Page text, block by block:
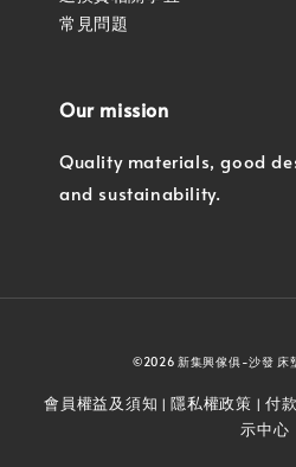
常見問題
Our mission
Quality materials, good
and sustainability.
©2026 新集興傢俱-沙發 床
會員權益及須知 | 隱私權政策 | 付
示中心